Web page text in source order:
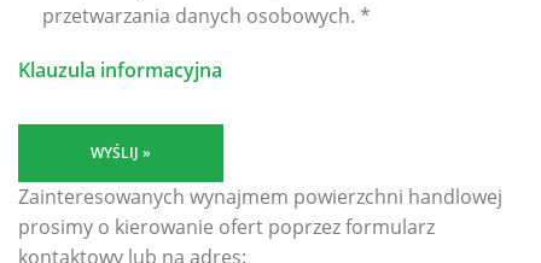
przetwarzania danych osobowych. *
Klauzula informacyjna
WYŚLIJ »
Zainteresowanych wynajmem powierzchni handlowej
prosimy o kierowanie ofert poprzez formularz
kontaktowy lub na adres: